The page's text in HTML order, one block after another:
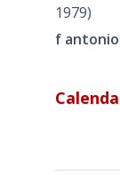
1979)
f